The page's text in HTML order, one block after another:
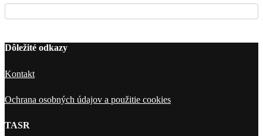
Dôležité odkazy
Kontakt
Ochrana osobných údajov a použitie cookies
TASR